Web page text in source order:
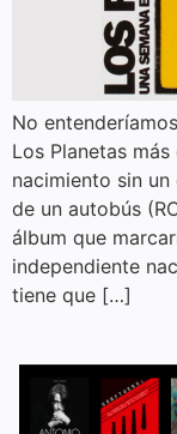
No
Los Planetas
nacimiento sin
de un autobús
álbum que
independiente
tiene que […]